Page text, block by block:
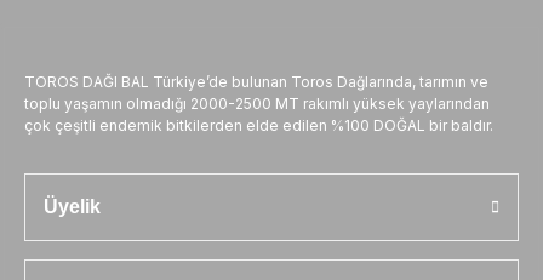
TOROS DAĞI BAL Türkiye’de bulunan Toros Dağlarında, tarımın ve
toplu yaşamın olmadığı 2000-2500 MT rakımlı yüksek yaylarından
çok çeşitli endemik bitkilerden elde edilen %100 DOĞAL bir baldır.
Üyelik